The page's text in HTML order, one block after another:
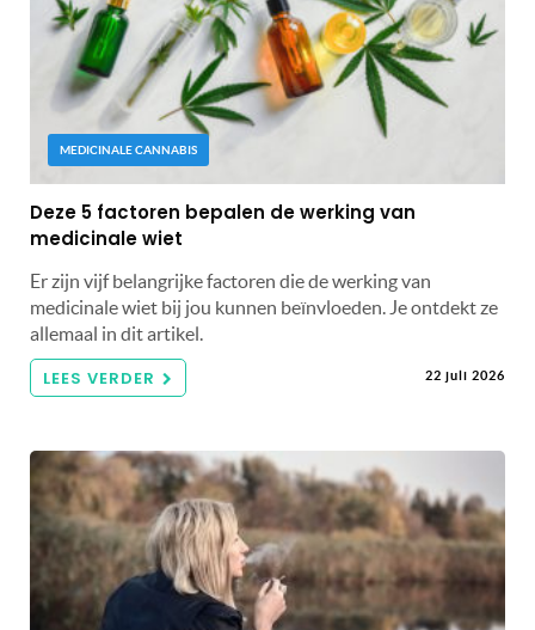
MEDICINALE CANNABIS
Deze 5 factoren bepalen de werking van
medicinale wiet
Er zijn vijf belangrijke factoren die de werking van
medicinale wiet bij jou kunnen beïnvloeden. Je ontdekt ze
allemaal in dit artikel.
LEES VERDER 22 juli 2026